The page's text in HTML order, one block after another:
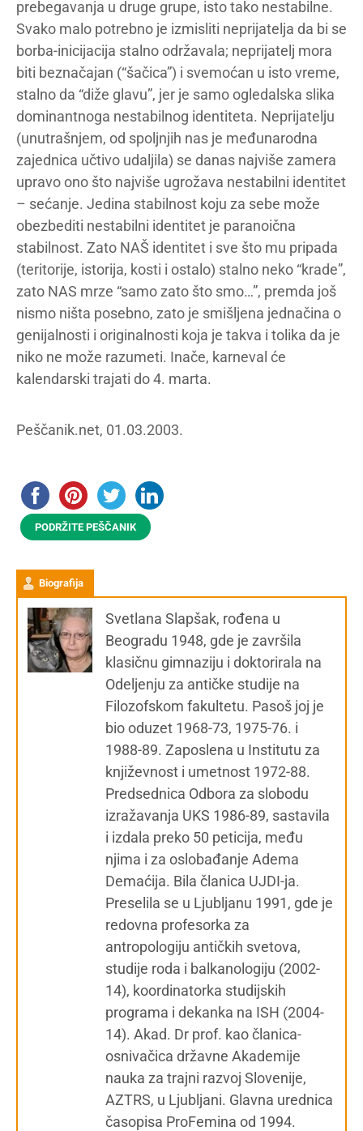
prebegavanja u druge grupe, isto tako nestabilne.
Svako malo potrebno je izmisliti neprijatelja da bi se
borba-inicijacija stalno održavala; neprijatelj mora
biti beznačajan (“šačica”) i svemoćan u isto vreme,
stalno da “diže glavu”, jer je samo ogledalska slika
dominantnoga nestabilnog identiteta. Neprijatelju
(unutrašnjem, od spoljnjih nas je međunarodna
zajednica učtivo udaljila) se danas najviše zamera
upravo ono što najviše ugrožava nestabilni identitet
– sećanje. Jedina stabilnost koju za sebe može
obezbediti nestabilni identitet je paranoična
stabilnost. Zato NAŠ identitet i sve što mu pripada
(teritorije, istorija, kosti i ostalo) stalno neko “krade”,
zato NAS mrze “samo zato što smo…”, premda još
nismo ništa posebno, zato je smišljena jednačina o
genijalnosti i originalnosti koja je takva i tolika da je
niko ne može razumeti. Inače, karneval će
kalendarski trajati do 4. marta.
Peščanik.net, 01.03.2003.
PODRŽITE PEŠČANIK
Biografija
Svetlana Slapšak, rođena u
Beogradu 1948, gde je završila
klasičnu gimnaziju i doktorirala na
Odeljenju za antičke studije na
Filozofskom fakultetu. Pasoš joj je
bio oduzet 1968-73, 1975-76. i
1988-89. Zaposlena u Institutu za
književnost i umetnost 1972-88.
Predsednica Odbora za slobodu
izražavanja UKS 1986-89, sastavila
i izdala preko 50 peticija, među
njima i za oslobađanje Adema
Demaćija. Bila članica UJDI-ja.
Preselila se u Ljubljanu 1991, gde je
redovna profesorka za
antropologiju antičkih svetova,
studije roda i balkanologiju (2002-
14), koordinatorka studijskih
programa i dekanka na ISH (2004-
14). Akad. Dr prof. kao članica-
osnivačica državne Akademije
nauka za trajni razvoj Slovenije,
AZTRS, u Ljubljani. Glavna urednica
časopisa ProFemina od 1994.